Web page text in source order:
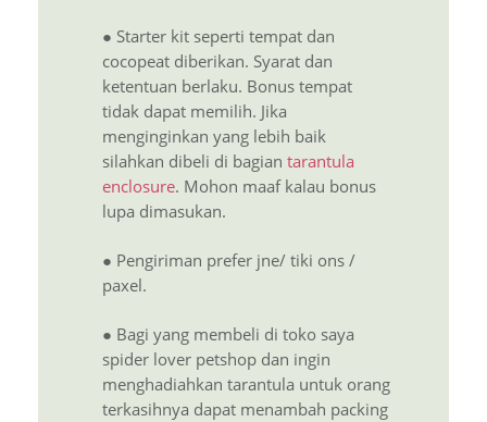
● Starter kit seperti tempat dan
cocopeat diberikan. Syarat dan
ketentuan berlaku. Bonus tempat
tidak dapat memilih. Jika
menginginkan yang lebih baik
silahkan dibeli di bagian tarantula
enclosure. Mohon maaf kalau bonus
lupa dimasukan.
● Pengiriman prefer jne/ tiki ons /
paxel.
● Bagi yang membeli di toko saya
spider lover petshop dan ingin
menghadiahkan tarantula untuk orang
terkasihnya dapat menambah packing